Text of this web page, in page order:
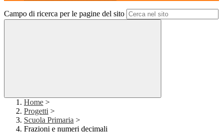
Campo di ricerca per le pagine del sito
Home >
Progetti >
Scuola Primaria >
Frazioni e numeri decimali